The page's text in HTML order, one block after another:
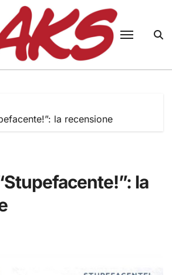
la recensione
la